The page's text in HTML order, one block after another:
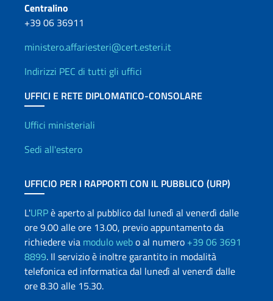
Centralino
+39 06 36911
ministero.affariesteri@cert.esteri.it
Indirizzi PEC di tutti gli uffici
UFFICI E RETE DIPLOMATICO-CONSOLARE
Uffici e Rete diplomatica
Uffici ministeriali
Sedi all'estero
UFFICIO PER I RAPPORTI CON IL PUBBLICO (URP)
L'URPè aperto al pubblico dal lunedì al venerdì dalle
ore 9.00 alle ore 13.00, previo appuntamento da
richiedere via modulo webo al numero +39 06 3691
8899. Il servizio è inoltre garantito in modalità
telefonica ed informatica dal lunedì al venerdì dalle
ore 8.30 alle 15.30.